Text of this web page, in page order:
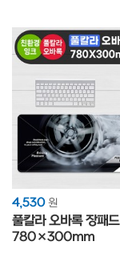
4,530 원
풀칼라 오바록 장패드
780×300mm